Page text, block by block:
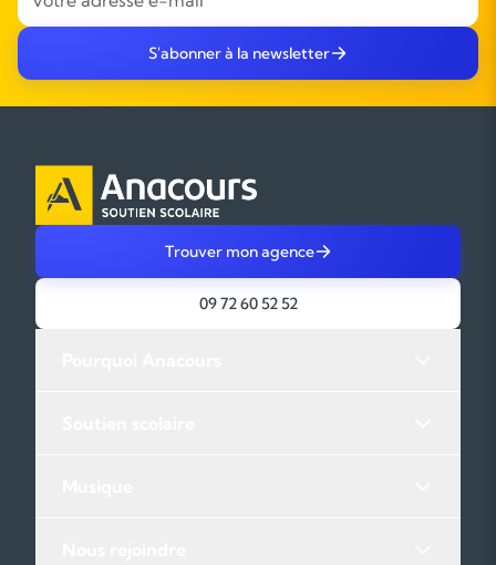
S'abonner à la newsletter
Trouver mon agence
09 72 60 52 52